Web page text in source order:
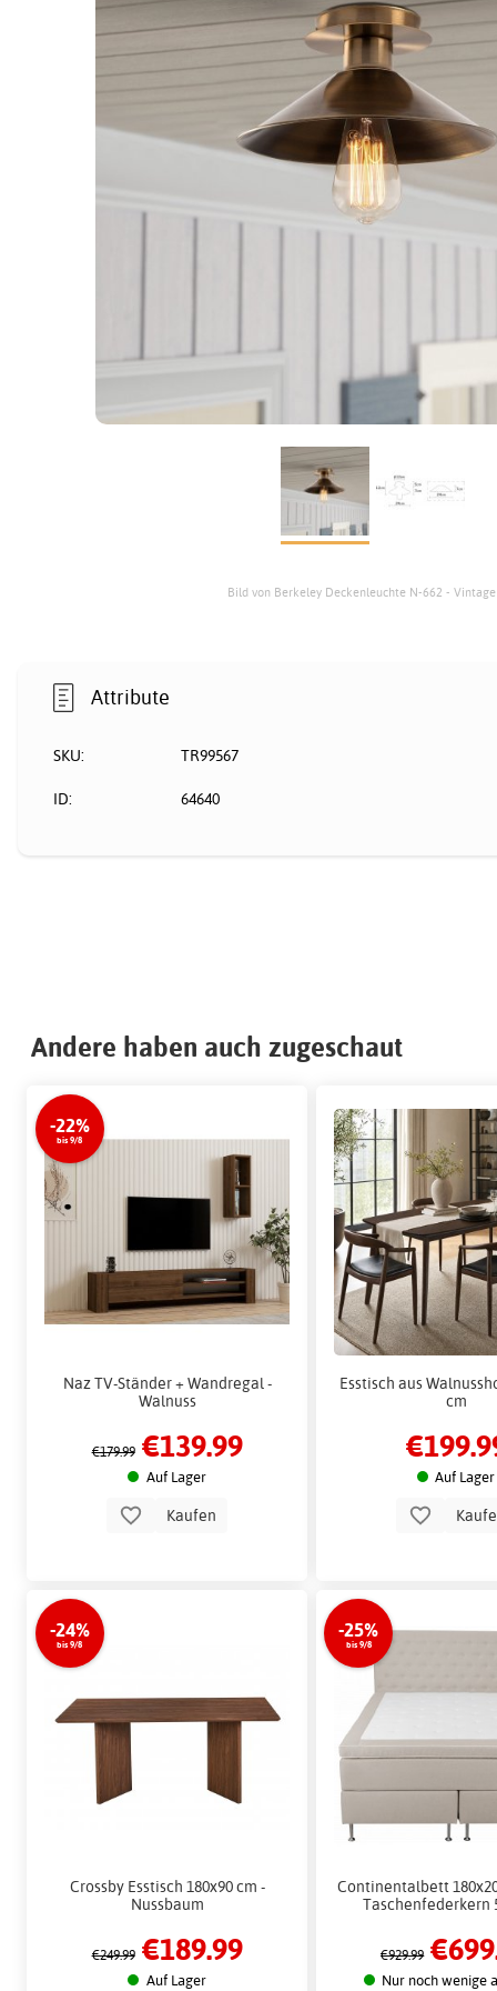
Bild von Berkeley Deckenleuchte N-662 - Vintage
Attribute
SKU: TR99567
ID: 64640
Andere haben auch zugeschaut
-22%
bis 9/8
Naz TV-Ständer + Wandregal -
Walnuss
€179.99 €139.99
Auf Lager
Kaufen
Esstisch aus
cm
Auf Lager
-24%
bis 9/8
Crossby Esstisch 180x90 cm -
Nussbaum
€249.99 €189.99
Auf Lager
-25%
bis 9/8
Continentalbett
Taschenfederkern
€929.99
Nur noch wenige